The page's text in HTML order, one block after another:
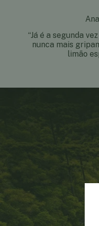
“Já é a segunda
nunca mais
limão